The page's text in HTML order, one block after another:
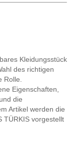
Kleidungsstück
des richtigen
Rolle.
Eigenschaften,
die
Artikel werden die
TÜRKIS vorgestellt